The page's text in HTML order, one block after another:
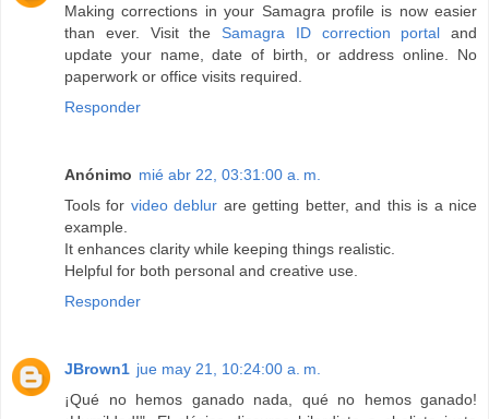
Making corrections in your Samagra profile is now easier
than ever. Visit the Samagra ID correction portal and
update your name, date of birth, or address online. No
paperwork or office visits required.
Responder
Anónimo mié abr 22, 03:31:00 a. m.
Tools for video deblur are getting better, and this is a nice
example.
It enhances clarity while keeping things realistic.
Helpful for both personal and creative use.
Responder
JBrown1 jue may 21, 10:24:00 a. m.
¡Qué no hemos ganado nada, qué no hemos ganado!